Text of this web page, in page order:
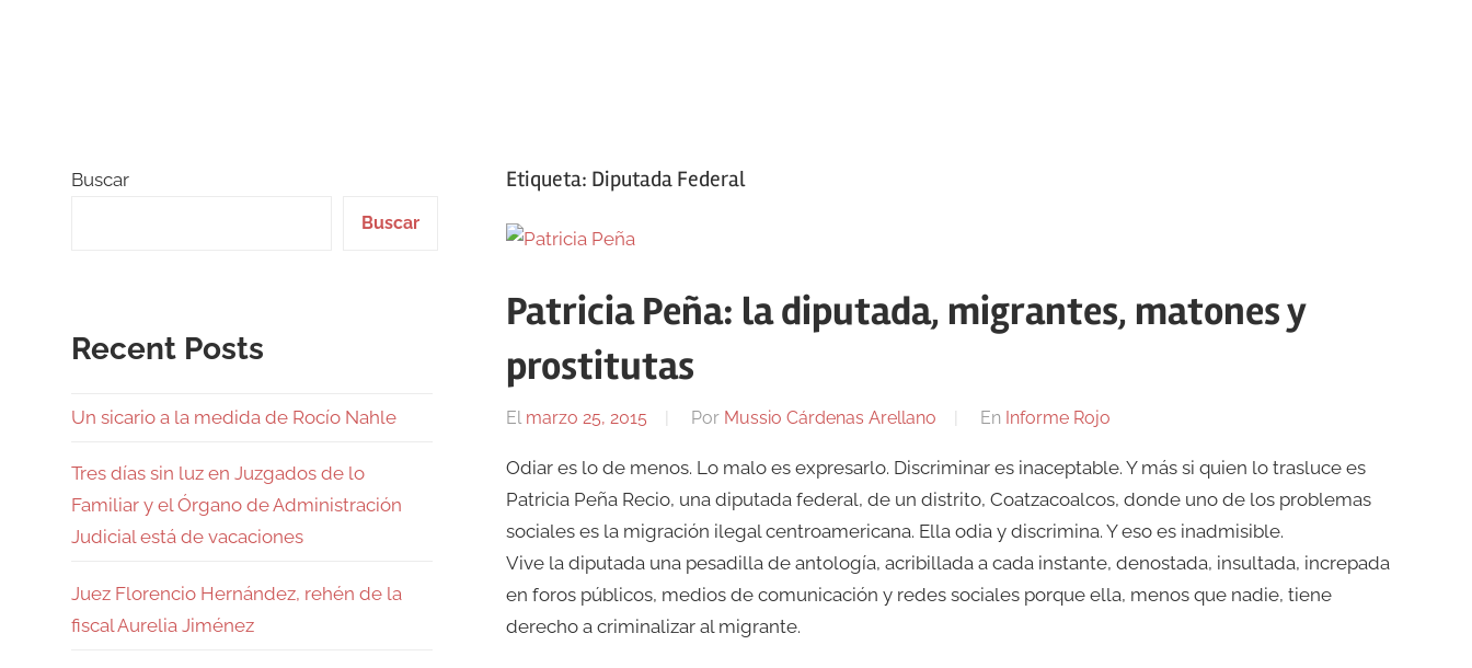
Etiqueta: Diputada Federal
Patricia Peña: la diputada, migrantes, matones y
prostitutas
El marzo 25, 2015 Por Mussio Cárdenas Arellano En Informe Rojo
Odiar es lo de menos. Lo malo es expresarlo. Discriminar es inaceptable. Y más si quien lo trasluce es
Patricia Peña Recio, una diputada federal, de un distrito, Coatzacoalcos, donde uno de los problemas
sociales es la migración ilegal centroamericana. Ella odia y discrimina. Y eso es inadmisible.
Vive la diputada una pesadilla de antología, acribillada a cada instante, denostada, insultada, increpada
en foros públicos, medios de comunicación y redes sociales porque ella, menos que nadie, tiene
derecho a criminalizar al migrante.
Buscar
Buscar
Recent Posts
Un sicario a la medida de Rocío Nahle
Tres días sin luz en Juzgados de lo
Familiar y el Órgano de Administración
Judicial está de vacaciones
Juez Florencio Hernández, rehén de la
fiscal Aurelia Jiménez